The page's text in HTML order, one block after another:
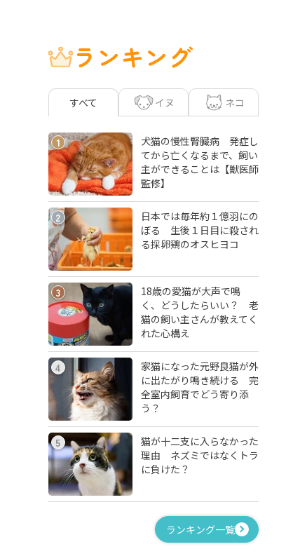
ランキング
すべて イヌ ネコ
1
犬猫の慢性腎臓病 発症し
てから亡くなるまで、飼い
主ができることは【獣医師
監修】
2
日本では毎年約１億羽にの
ぼる 生後１日目に殺され
る採卵鶏のオスヒヨコ
3
18歳の愛猫が大声で鳴
く、どうしたらいい？ 老
猫の飼い主さんが教えてく
れた心構え
4
家猫になった元野良猫が外
に出たがり鳴き続ける 完
全室内飼育でどう寄り添
う？
5
猫が十二支に入らなかった
理由 ネズミではなくトラ
に負けた？
ランキング一覧